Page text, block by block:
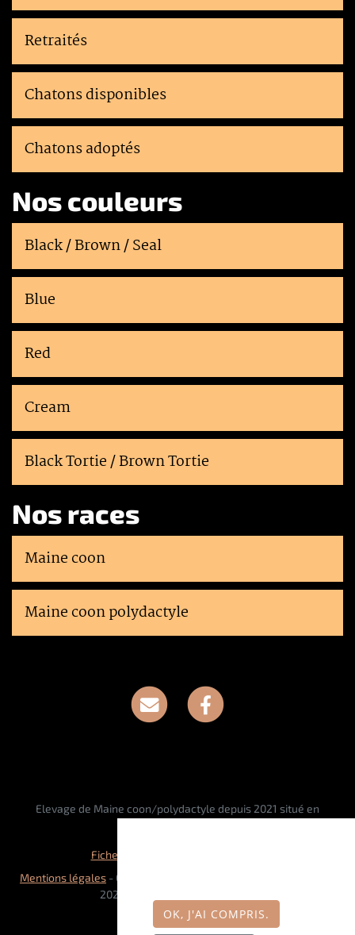
Retraités
Chatons disponibles
Chatons adoptés
Nos couleurs
Black / Brown / Seal
Blue
Red
Cream
Black Tortie / Brown Tortie
Nos races
Maine coon
Maine coon polydactyle
Elevage de Maine coon/polydactyle depuis 2021 situé en
Fiche race Maine coon polydactyle
Mentions légales - Copyright© CHATTERIE DU MAINE SAUVAGE
2026 - Site créé avec
OK, J'AI COMPRIS.